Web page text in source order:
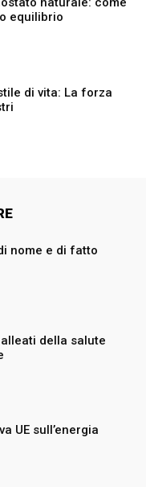
equilibrio
di vita: La forza
nome e di fatto
della salute
UE sull’energia